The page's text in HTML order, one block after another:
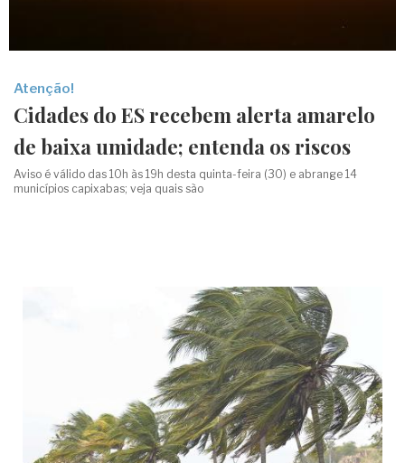
Atenção!
Cidades do ES recebem alerta amarelo
de baixa umidade; entenda os riscos
Aviso é válido das 10h às 19h desta quinta-feira (30) e abrange 14
municípios capixabas; veja quais são